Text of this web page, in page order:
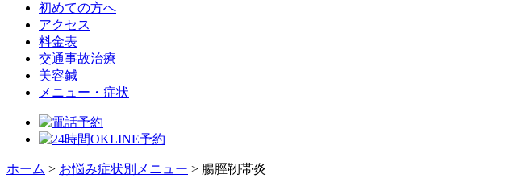
初めての方へ
アクセス
料金表
交通事故治療
美容鍼
メニュー・症状
ホーム > お悩み症状別メニュー > 腸脛靭帯炎